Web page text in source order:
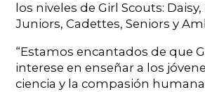
los niveles de Girl Scouts:
Juniors, Cadettes, Seniors y
“Estamos encantados de que
interese en enseñar a los
ciencia y la compasión